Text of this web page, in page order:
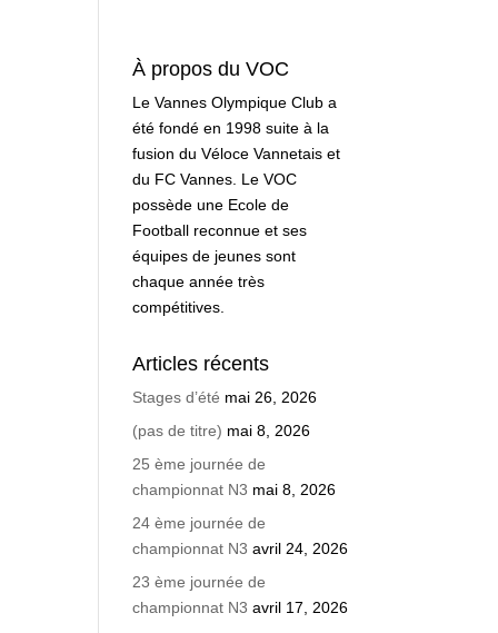
À propos du VOC
Le Vannes Olympique Club a
été fondé en 1998 suite à la
fusion du Véloce Vannetais et
du FC Vannes. Le VOC
possède une Ecole de
Football reconnue et ses
équipes de jeunes sont
chaque année très
compétitives.
Articles récents
Stages d’été mai 26, 2026
(pas de titre) mai 8, 2026
25 ème journée de
championnat N3 mai 8, 2026
24 ème journée de
championnat N3 avril 24, 2026
23 ème journée de
championnat N3 avril 17, 2026